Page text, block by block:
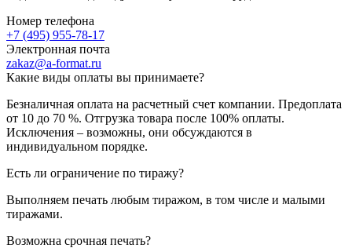
Номер телефона
+7 (495) 955-78-17
Электронная почта
zakaz@a-format.ru
Какие виды оплаты вы принимаете?
Безналичная оплата на расчетный счет компании. Предоплата
от 10 до 70 %. Отгрузка товара после 100% оплаты.
Исключения – возможны, они обсуждаются в
индивидуальном порядке.
Есть ли ограничение по тиражу?
Выполняем печать любым тиражом, в том числе и малыми
тиражами.
Возможна срочная печать?